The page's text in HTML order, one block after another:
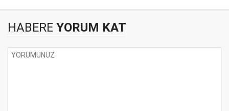
HABERE YORUM KAT